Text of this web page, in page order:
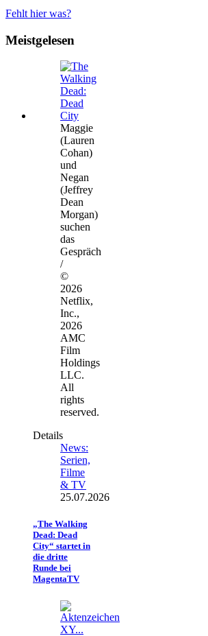
Fehlt hier was?
Meistgelesen
Maggie
(Lauren
Cohan)
und
Negan
(Jeffrey
Dean
Morgan)
suchen
das
Gespräch
/
©
2026
Netflix,
Inc.,
2026
AMC
Film
Holdings
LLC.
All
rights
reserved.
Details
News:
Serien,
Filme
& TV
25.07.2026
„The Walking
Dead: Dead
City“ startet in
die dritte
Runde bei
MagentaTV